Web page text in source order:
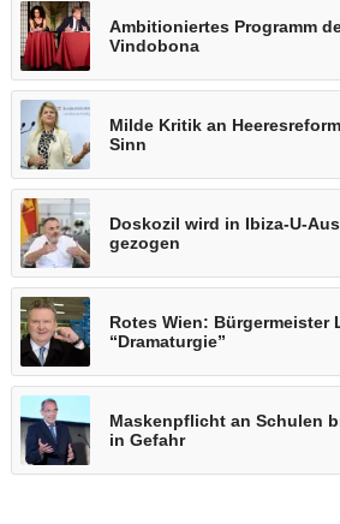
Ambitioniertes Programm
Vindobona
Milde Kritik an
Sinn
Doskozil wird in Ibiza-U-
gezogen
Rotes Wien: Bürgermeister
“Dramaturgie”
Maskenpflicht an Schulen
in Gefahr